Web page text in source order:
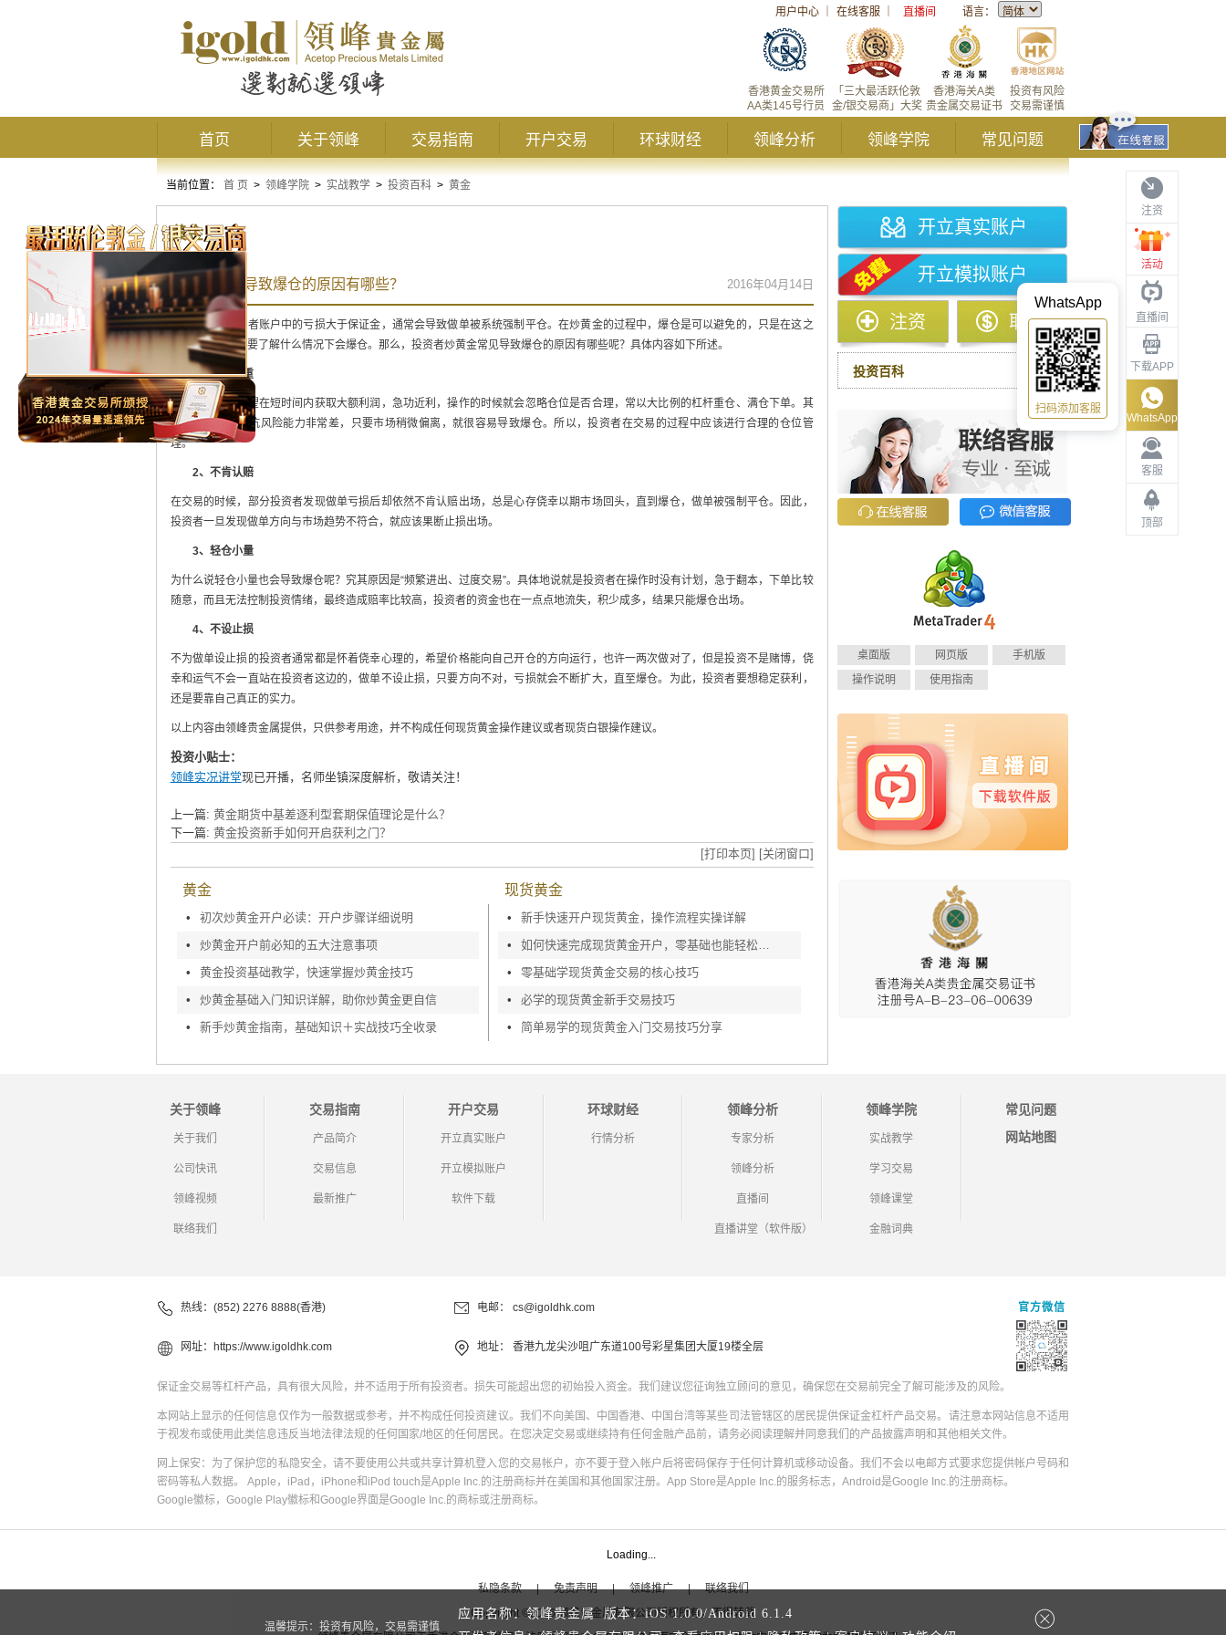
用户中心 在线客服 直播间 语言：
投资有风险
交易需谨慎
香港海关A类
贵金属交易证书
「三大最活跃伦敦
金/银交易商」大奖
香港黄金交易所
AA类145号行员
首页 关于领峰 交易指南 开户交易 环球财经 领峰分析 领峰学院 常见问题
注资
活动
直播间
下载APP
客服
顶部
WhatsApp
WhatsApp
扫码添加客服
当前位置： 首 页 > 领峰学院 > 实战教学 > 投资百科 > 黄金
黄金
炒黄金常见导致爆仓的原因有哪些？ 2016年04月14日
爆仓就是说投资者账户中的亏损大于保证金，通常会导致做单被系统强制平仓。在炒黄金的过程中，爆仓是可以避免的，只是在这之
前，投资者有必要了解什么情况下会爆仓。那么，投资者炒黄金常见导致爆仓的原因有哪些呢？具体内容如下所述。
1、仓位过重
有一些投资者希望在短时间内获取大额利润，急功近利，操作的时候就会忽略仓位是否合理，常以大比例的杠杆重仓、满仓下单。其
实，这种仓位的抗风险能力非常差，只要市场稍微偏离，就很容易导致爆仓。所以，投资者在交易的过程中应该进行合理的仓位管
理。
2、 不肯认赔
在交易的时候，部分投资者发现做单亏损后却依然不肯认赔出场，总是心存侥幸以期市场回头，直到爆仓，做单被强制平仓。因此，
投资者一旦发现做单方向与市场趋势不符合，就应该果断止损出场。
3、 轻仓小量
为什么说轻仓小量也会导致爆仓呢？究其原因是“频繁进出、过度交易”。具体地说就是投资者在操作时没有计划，急于翻本，下单比较
随意，而且无法控制投资情绪，最终造成赔率比较高，投资者的资金也在一点点地流失，积少成多，结果只能爆仓出场。
4、 不设止损
不为做单设止损的投资者通常都是怀着侥幸心理的，希望价格能向自己开仓的方向运行，也许一两次做对了，但是投资不是赌博，侥
幸和运气不会一直站在投资者这边的，做单不设止损，只要方向不对，亏损就会不断扩大，直至爆仓。为此，投资者要想稳定获利，
还是要靠自己真正的实力。
以上内容由领峰贵金属提供，只供参考用途，并不构成任何现货黄金操作建议或者现货白银操作建议。
投资小贴士：
领峰实况讲堂现已开播，名师坐镇深度解析，敬请关注！
上一篇: 黄金期货中基差逐利型套期保值理论是什么？
下一篇: 黄金投资新手如何开启获利之门？
[打印本页] [关闭窗口]
黄金
•
初次炒黄金开户必读：开户步骤详细说明
•
炒黄金开户前必知的五大注意事项
•
黄金投资基础教学，快速掌握炒黄金技巧
•
炒黄金基础入门知识详解，助你炒黄金更自信
•
新手炒黄金指南，基础知识＋实战技巧全收录
现货黄金
•
新手快速开户现货黄金，操作流程实操详解
•
如何快速完成现货黄金开户，零基础也能轻松上手
•
零基础学现货黄金交易的核心技巧
•
必学的现货黄金新手交易技巧
•
简单易学的现货黄金入门交易技巧分享
开立真实账户
开立模拟账户
注资 取款
投资百科
桌面版 网页版
手机版
操作说明
使用指南
关于领峰
关于我们
公司快讯
领峰视频
联络我们
交易指南
产品简介
交易信息
最新推广
开户交易
开立真实账户
开立模拟账户
软件下载
环球财经
行情分析
领峰分析
专家分析
领峰分析
直播间
直播讲堂（软件版）
领峰学院
实战教学
学习交易
领峰课堂
金融词典
常见问题
网站地图
热线：(852) 2276 8888(香港) 电邮： cs@igoldhk.com
网址： https://www.igoldhk.com 地址： 香港九龙尖沙咀广东道100号彩星集团大厦19楼全层
官方微信
保证金交易等杠杆产品，具有很大风险，并不适用于所有投资者。损失可能超出您的初始投入资金。我们建议您征询独立顾问的意见，确保您在交易前完全了解可能涉及的风险。
本网站上显示的任何信息仅作为一般数据或参考，并不构成任何投资建议。我们不向美国、中国香港、中国台湾等某些司法管辖区的居民提供保证金杠杆产品交易。请注意本网站信息不适用
于视发布或使用此类信息违反当地法律法规的任何国家/地区的任何居民。在您决定交易或继续持有任何金融产品前，请务必阅读理解并同意我们的产品披露声明和其他相关文件。
网上保安：为了保护您的私隐安全，请不要使用公共或共享计算机登入您的交易帐户，亦不要于登入帐户后将密码保存于任何计算机或移动设备。我们不会以电邮方式要求您提供帐户号码和
密码等私人数据。 Apple，iPad，iPhone和iPod touch是Apple Inc.的注册商标并在美国和其他国家注册。App Store是Apple Inc.的服务标志，Android是Google Inc.的注册商标。
Google徽标，Google Play徽标和Google界面是Google Inc.的商标或注册商标。
Loading...
私隐条款 | 免责声明 | 领峰推广 |
联络我们
Copyright ©2026领峰贵金属有限公司版权所有，不得转载
温馨提示：投资有风险，交易需谨慎
应用名称：领峰贵金属 版本：iOS1.0.0/Android 6.1.4